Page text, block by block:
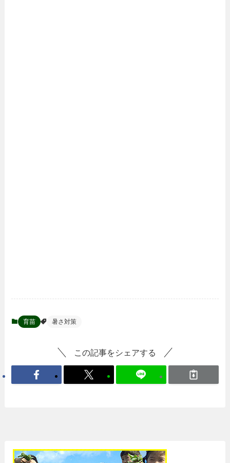
育苗 暑さ対策
この記事をシェアする